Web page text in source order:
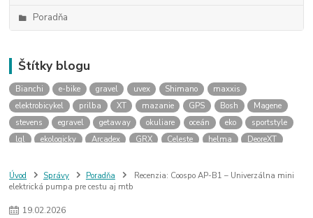
Poradňa
Štítky blogu
Bianchi e-bike gravel uvex Shimano
maxxis
elektrobicykel
prilba XT mazanie GPS Bosh
Magene
stevens
egravel getaway okuliare oceán eko
sportstyle
lgl
ekologicky Arcadex GRX Celeste helma
DeoreXT
galfer
brzdové platničky Rocky Mountain Powerplay
Altitude
Instinct
Dyname zima
návleky na tretry
Úvod Správy Poradňa
Recenzia: Coospo AP-B1 – Univerzálna mini
elektrická pumpa pre cestu aj mtb
19.02.2026